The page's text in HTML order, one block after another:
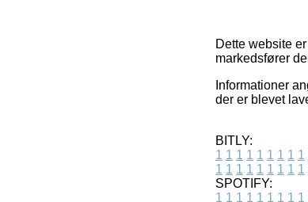
Dette website
markedsfører
Informationer
der er blevet
BITLY:
1 1 1 1 1 1 1 1 1
1 1 1 1 1 1 1 1 1
SPOTIFY:
1 1 1 1 1 1 1 1 1